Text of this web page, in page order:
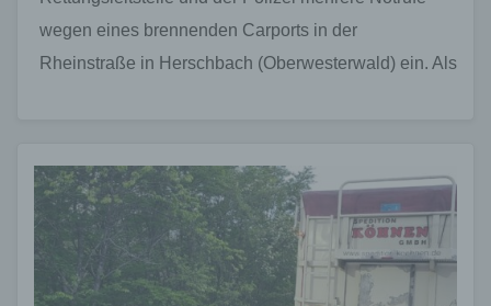
wegen eines brennenden Carports in der
Rheinstraße in Herschbach (Oberwesterwald) ein. Als